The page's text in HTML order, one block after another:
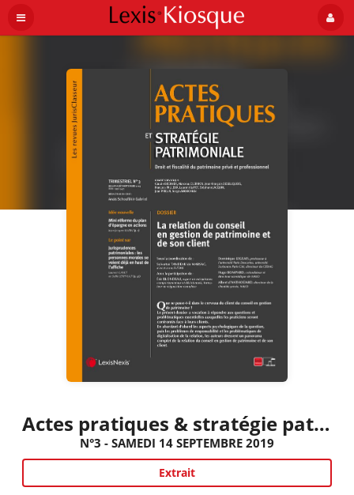
Actes pratiques & stratégie patrimoniale
N°3 - SAMEDI 14 SEPTEMBRE 2019
Extrait